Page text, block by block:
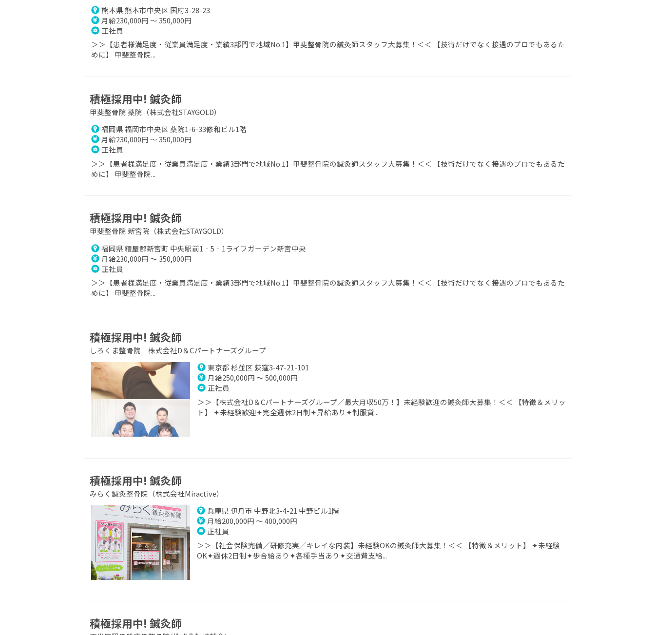
熊本県 熊本市中央区 国府3-28-23
月給230,000円 ～ 350,000円
正社員
＞＞【患者様満足度・従業員満足度・業績3部門で地域No.1】甲斐整骨院の鍼灸師スタッフ大募集！＜＜ 【技術だけでなく接遇のプロでもあるた
めに】 甲斐整骨院...
積極採用中! 鍼灸師
甲斐整骨院 薬院（株式会社STAYGOLD）
福岡県 福岡市中央区 薬院1-6-33修和ビル1階
月給230,000円 ～ 350,000円
正社員
＞＞【患者様満足度・従業員満足度・業績3部門で地域No.1】甲斐整骨院の鍼灸師スタッフ大募集！＜＜ 【技術だけでなく接遇のプロでもあるた
めに】 甲斐整骨院...
積極採用中! 鍼灸師
甲斐整骨院 新宮院（株式会社STAYGOLD）
福岡県 糟屋郡新宮町 中央駅前1‐5‐1ライフガーデン新宮中央
月給230,000円 ～ 350,000円
正社員
＞＞【患者様満足度・従業員満足度・業績3部門で地域No.1】甲斐整骨院の鍼灸師スタッフ大募集！＜＜ 【技術だけでなく接遇のプロでもあるた
めに】 甲斐整骨院...
積極採用中! 鍼灸師
しろくま整骨院 株式会社D＆Cパートナーズグループ
東京都 杉並区 荻窪3-47-21-101
月給250,000円 ～ 500,000円
正社員
＞＞【株式会社D＆Cパートナーズグループ／最大月収50万！】未経験歓迎の鍼灸師大募集！＜＜ 【特徴＆メリッ
ト】 ✦未経験歓迎✦完全週休2日制✦昇給あり✦制服貸...
積極採用中! 鍼灸師
みらく鍼灸整骨院（株式会社Miractive）
兵庫県 伊丹市 中野北3-4-21 中野ビル1階
月給200,000円 ～ 400,000円
正社員
＞＞【社会保険完備／研修充実／キレイな内装】未経験OKの鍼灸師大募集！＜＜ 【特徴＆メリット】 ✦未経験
OK✦週休2日制✦歩合給あり✦各種手当あり✦交通費支給...
積極採用中! 鍼灸師